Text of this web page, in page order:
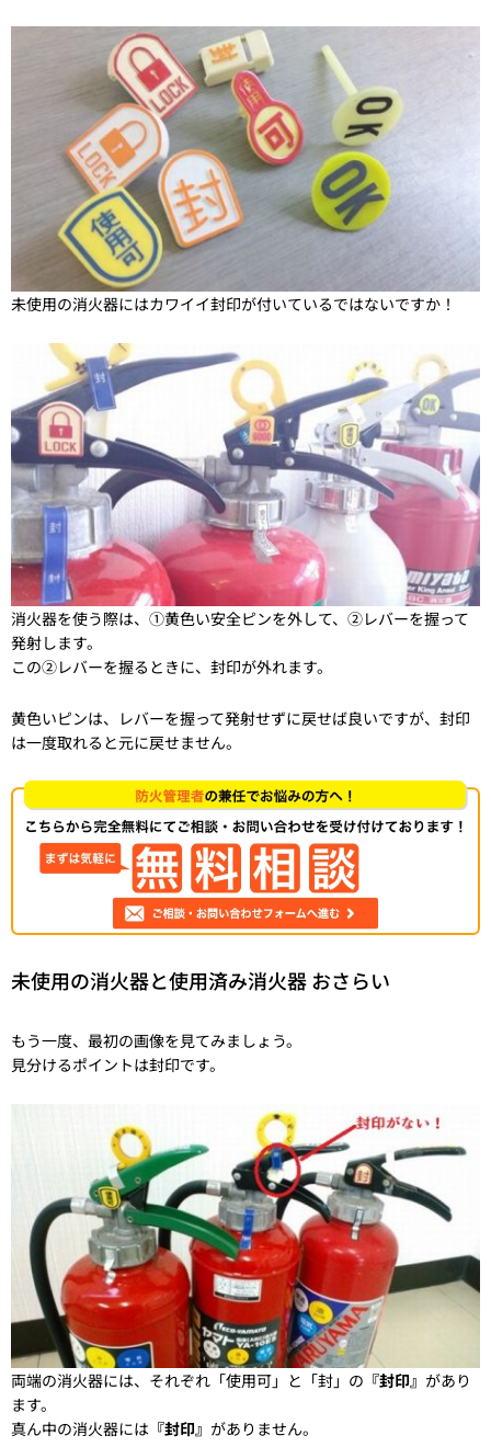
未使用の消火器にはカワイイ封印が付いているではないですか！
消火器を使う際は、①黄色い安全ピンを外して、②レバーを握って
発射します。
この②レバーを握るときに、封印が外れます。
黄色いピンは、レバーを握って発射せずに戻せば良いですが、封印
は一度取れると元に戻せません。
未使用の消火器と使用済み消火器 おさらい
もう一度、最初の画像を見てみましょう。
見分けるポイントは封印です。
両端の消火器には、それぞれ「使用可」と「封」の 『封印』 があり
ます。
真ん中の消火器には 『封印』 がありません。